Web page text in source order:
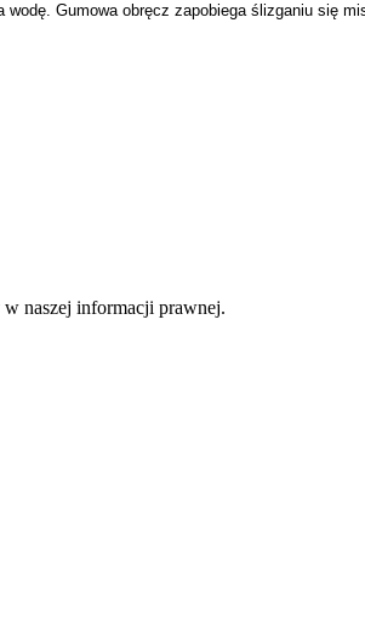
Gumowa obręcz zapobiega ślizganiu się
naszej informacji prawnej.